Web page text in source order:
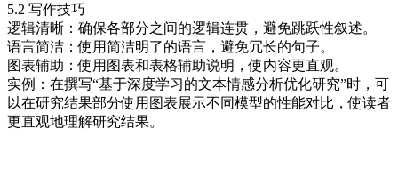
5.2 写作技巧
逻辑清晰：确保各部分之间的逻辑连贯，避免跳跃性叙述。
语言简洁：使用简洁明了的语言，避免冗长的句子。
图表辅助：使用图表和表格辅助说明，使内容更直观。
实例：在撰写“基于深度学习的文本情感分析优化研究”时，可
以在研究结果部分使用图表展示不同模型的性能对比，使读者
更直观地理解研究结果。